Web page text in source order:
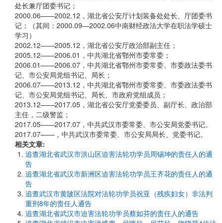
处长兼厅团委书记；
2000.06——2002.12，湖北省公安厅计划装备处处长、厅团委书
记；（其间：2000.09—2002.06中南财经政法大学在职法学硕士
学习）
2002.12——2005.12，湖北省公安厅政治部副主任；
2005.12——2006.01，中共湖北省鄂州市委常委；
2006.01——2006.07，中共湖北省鄂州市委常委、市委政法委书
记、市公安局党组书记、局长；
2006.07——2013.12，中共湖北省鄂州市委常委、市委政法委书
记、市公安局党组书记、局长、市政府党组成员；
2013.12——2017.05，湖北省公安厅党委委员、副厅长、政治部
主任，二级警监；
2017.05——2017.07，中共武汉市委常委、市公安局党委书记。
2017.07——，中共武汉市委常委、市公安局局长、党委书记。
相关文章:
追查湖北省武汉市洪山区迫害法轮功学员周锡坤的责任人的通
告
追查湖北省武汉市新洲区迫害法轮功学员王齐花的责任人的通
告
追查武汉市黄陂区法院对法轮功学员祝亚（残疾妇女）非法判
重刑8年的责任人通告
追查湖北省武汉市迫害法轮功学员蔡如芬的责任人的通告